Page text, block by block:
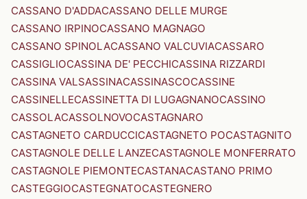
CASSANO D'ADDACASSANO DELLE MURGE
CASSANO IRPINOCASSANO MAGNAGO
CASSANO SPINOLACASSANO VALCUVIACASSARO
CASSIGLIOCASSINA DE' PECCHICASSINA RIZZARDI
CASSINA VALSASSINACASSINASCOCASSINE
CASSINELLECASSINETTA DI LUGAGNANOCASSINO
CASSOLACASSOLNOVOCASTAGNARO
CASTAGNETO CARDUCCICASTAGNETO POCASTAGNITO
CASTAGNOLE DELLE LANZECASTAGNOLE MONFERRATO
CASTAGNOLE PIEMONTECASTANACASTANO PRIMO
CASTEGGIOCASTEGNATOCASTEGNERO